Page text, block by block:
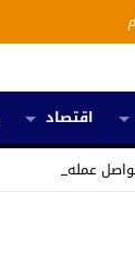
اقتصاد
عملها من أجل